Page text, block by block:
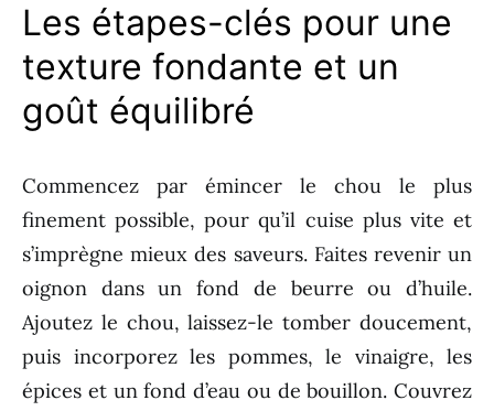
Les étapes-clés pour une
texture fondante et un
goût équilibré
Commencez par émincer le chou le plus
finement possible, pour qu’il cuise plus vite et
s’imprègne mieux des saveurs. Faites revenir un
oignon dans un fond de beurre ou d’huile.
Ajoutez le chou, laissez-le tomber doucement,
puis incorporez les pommes, le vinaigre, les
épices et un fond d’eau ou de bouillon. Couvrez